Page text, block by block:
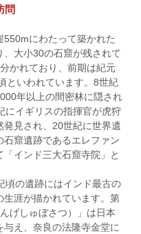
問
にわたって築かれた
大小30の石窟が残されて
かれており、前期は紀元
といわれています。8世紀
年以上の間密林に隠され
にイギリスの指揮官が虎狩
見され、20世紀に世界遺
窟遺跡であるエレファン
インド三大石窟寺院」と
頃の遺跡にはインド最古の
涯が描かれています。第
げしゅぼさつ）」は日本
え、奈良の法隆寺金堂に